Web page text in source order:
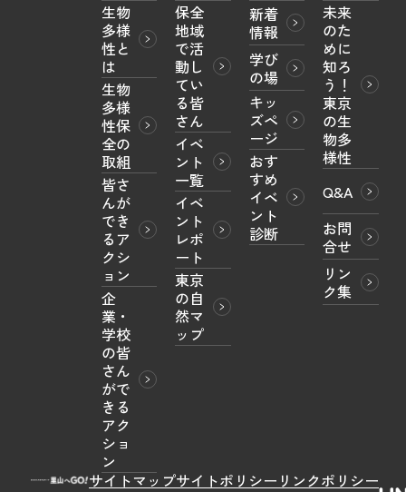
生物
多様
性と
は
生物
多様
性保
全の
取組
皆さ
んが
でき
るア
クシ
ョン
企
業・
学校
の皆
さん
がで
きる
アク
ショ
ン
保全
地域
で活
動し
てい
る皆
さん
イベ
ント
一覧
イベ
ント
レポ
ート
東京
の自
然マ
ップ
新着
情報
学び
の場
キッ
ズペ
ージ
おす
すめ
イベ
ント
診断
未来
のた
めに
知ろ
う！
東京
の生
物多
様性
Q&A
お問
合せ
リン
ク集
サイトマップサイトポリシー リンクポリシー